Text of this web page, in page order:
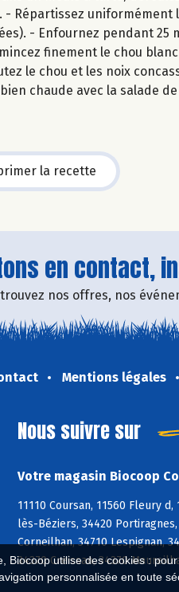
Biocoop utilise des cookies :
personnalisée en toute
Répartissez
- Enfournez pendant 25
finement le chou
le chou et les noix
chaude avec la salade
la recette
en contact,
nos offres, nos
Mentions légales
Nous suivre sur
Votre magasin Biocoop
11110 Coursan, 11560 Fleury
lès-Béziers, 34420
Corneilhan, 34710 Lespignan,
34370 Creissan, 34370